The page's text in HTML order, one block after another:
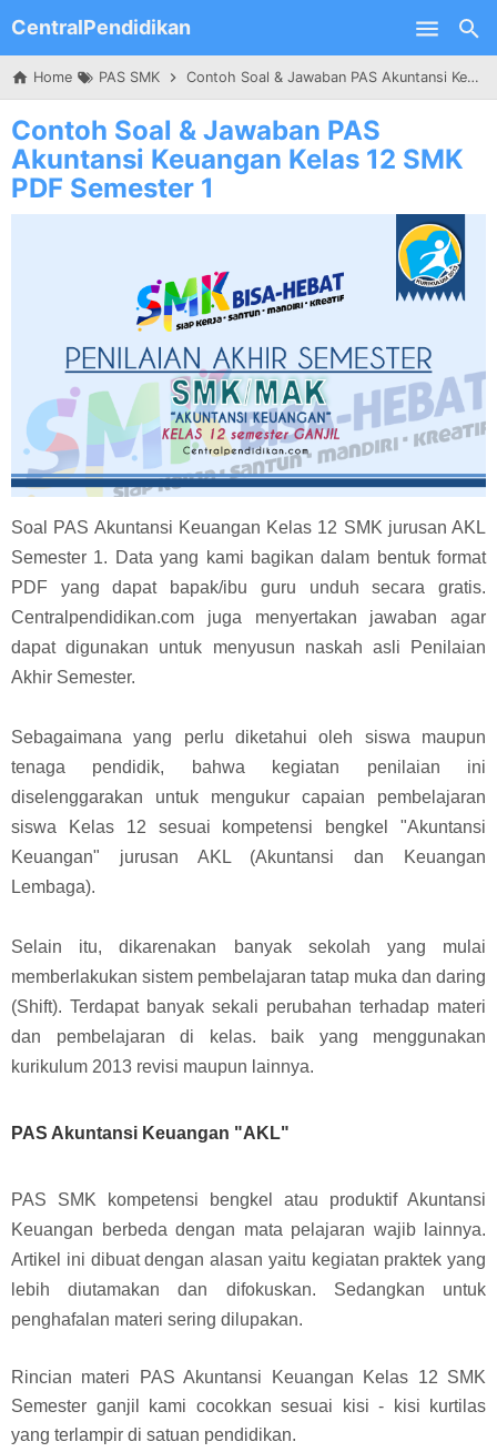
Skip to main content
CentralPendidikan
Home PAS SMK Contoh Soal & Jawaban PAS Akuntansi Keuangan Kelas 12 SMK PDF Semester 1
Contoh Soal & Jawaban PAS
Akuntansi Keuangan Kelas 12 SMK
PDF Semester 1
Soal PAS Akuntansi Keuangan Kelas 12 SMK jurusan AKL
Semester 1. Data yang kami bagikan dalam bentuk format
PDF yang dapat bapak/ibu guru unduh secara gratis.
Centralpendidikan.com juga menyertakan jawaban agar
dapat digunakan untuk menyusun naskah asli Penilaian
Akhir Semester.
Sebagaimana yang perlu diketahui oleh siswa maupun
tenaga pendidik, bahwa kegiatan penilaian ini
diselenggarakan untuk mengukur capaian pembelajaran
siswa Kelas 12 sesuai kompetensi bengkel "Akuntansi
Keuangan" jurusan AKL (Akuntansi dan Keuangan
Lembaga).
Selain itu, dikarenakan banyak sekolah yang mulai
memberlakukan sistem pembelajaran tatap muka dan daring
(Shift). Terdapat banyak sekali perubahan terhadap materi
dan pembelajaran di kelas. baik yang menggunakan
kurikulum 2013 revisi maupun lainnya.
PAS Akuntansi Keuangan "AKL"
PAS SMK kompetensi bengkel atau produktif Akuntansi
Keuangan berbeda dengan mata pelajaran wajib lainnya.
Artikel ini dibuat dengan alasan yaitu kegiatan praktek yang
lebih diutamakan dan difokuskan. Sedangkan untuk
penghafalan materi sering dilupakan.
Rincian materi PAS Akuntansi Keuangan Kelas 12 SMK
Semester ganjil kami cocokkan sesuai kisi - kisi kurtilas
yang terlampir di satuan pendidikan.